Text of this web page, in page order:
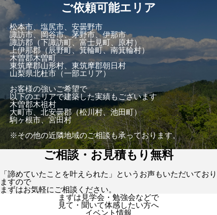
ご依頼可能エリア
松本市、塩尻市、安曇野市
諏訪市、岡谷市、茅野市、伊那市
諏訪郡（下諏訪町、富士見町、原村）
上伊那郡（辰野町、箕輪町、南箕輪村）
木曽郡木曽町
東筑摩郡山形村、東筑摩郡朝日村
山梨県北杜市（一部エリア）
お客様の強いご希望で
以下のエリアで建築した実績もございます
木曽郡木祖村
大町市、北安曇郡（松川村、池田町）
駒ヶ根市、宮田村
※その他の近隣地域のご相談も承っております。
ご相談・お見積もり無料
「諦めていたことを叶えられた」というお声もいただいており
ますので
まずはお気軽にご相談ください。
まずは見学会・勉強会などで
見て・聞いて体感したい方へ
イベント情報